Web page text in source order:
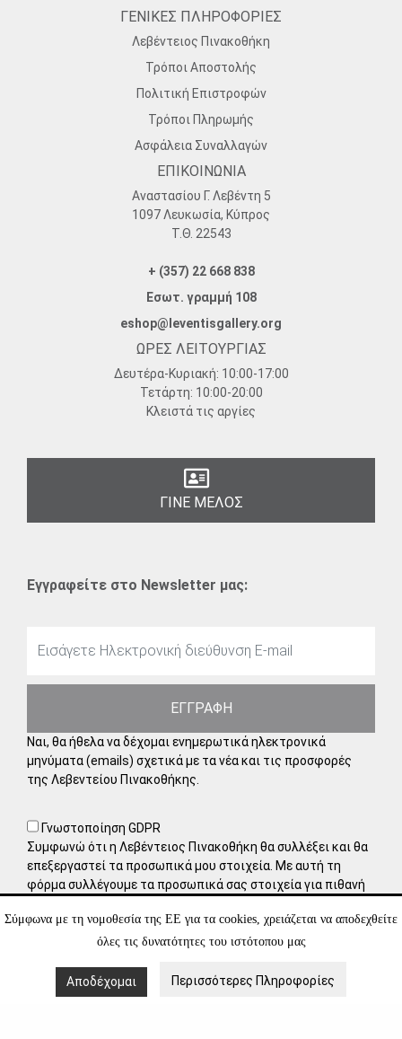
Σύμφωνα με τη νομοθεσία της ΕΕ για τα cookies, χρειάζεται να αποδεχθείτε
όλες τις δυνατότητες του ιστότοπου μας
Αποδέχομαι Περισσότερες Πληροφορίες
ΓΕΝΙΚΕΣ ΠΛΗΡΟΦΟΡΙΕΣ
Λεβέντειος Πινακοθήκη
Τρόποι Αποστολής
Πολιτική Επιστροφών
Τρόποι Πληρωμής
Ασφάλεια Συναλλαγών
ΕΠΙΚΟΙΝΩΝΙΑ
Αναστασίου Γ. Λεβέντη 5
1097 Λευκωσία, Κύπρος
Τ.Θ. 22543
+ (357) 22 668 838
Εσωτ. γραμμή 108
eshop@leventisgallery.org
ΩΡΕΣ ΛΕΙΤΟΥΡΓΙΑΣ
Δευτέρα-Κυριακή: 10:00-17:00
Τετάρτη: 10:00-20:00
Κλειστά τις αργίες
ΓΙΝΕ ΜΕΛΟΣ
Εγγραφείτε στο Newsletter μας:
ΕΓΓΡΑΦΗ
Ναι, θα ήθελα να δέχομαι ενημερωτικά ηλεκτρονικά
μηνύματα (emails) σχετικά με τα νέα και τις προσφορές
της Λεβεντείου Πινακοθήκης.
Γνωστοποίηση GDPR
Συμφωνώ ότι η Λεβέντειος Πινακοθήκη θα συλλέξει και θα
επεξεργαστεί τα προσωπικά μου στοιχεία. Με αυτή τη
φόρμα συλλέγουμε τα προσωπικά σας στοιχεία για πιθανή
τη δική σας συγκατάθεση. Έχετε τη δυνατότητα να
αποσύρετε τη συγκατάθεσή σας οποιαδήποτε στιγμή,
Μάθετε περισσότερα για τον τρόπο διαχείρισης και
προστασίας των δεδομένων σας στην